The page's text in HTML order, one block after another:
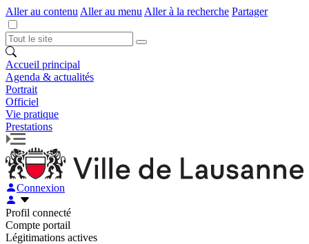
Aller au contenu Aller au menu Aller à la recherche Partager
Accueil principal
Agenda & actualités
Portrait
Officiel
Vie pratique
Prestations
Connexion
Profil connecté
Compte portail
Légitimations actives